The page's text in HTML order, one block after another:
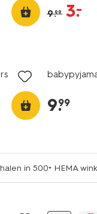
9.99 3.
–
9.
99
in 500+ HEMA